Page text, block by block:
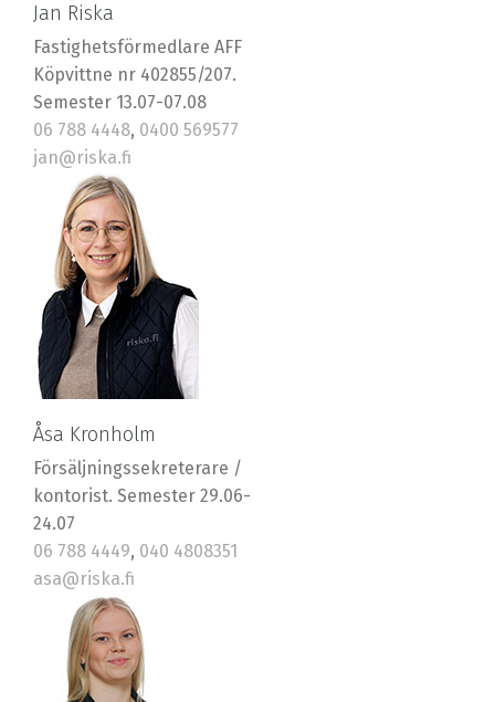
Jan Riska
Fastighetsförmedlare AFF
Köpvittne nr 402855/207.
Semester 13.07-07.08
06 788 4448, 0400 569577
jan@riska.fi
Åsa Kronholm
Försäljningssekreterare /
kontorist. Semester 29.06-
24.07
06 788 4449, 040 4808351
asa@riska.fi